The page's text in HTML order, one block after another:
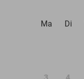
Ma
Di